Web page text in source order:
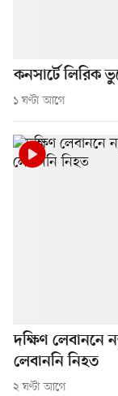
কনসার্টে লিরিক
১ ঘণ্টা আগে
দক্ষিণ লেবাননে
লেবাননি নিহত
২ ঘণ্টা আগে